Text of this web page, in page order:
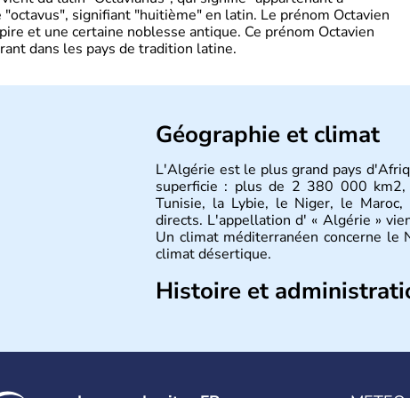
signifiant "huitième" en latin. Le prénom Octavien
et une certaine noblesse antique. Ce prénom Octavien
dans les pays de tradition latine.
Géographie et climat
L'Algérie est le plus grand pays
superficie : plus de 2 380 000
Tunisie, la Lybie, le Niger, le
directs. L'appellation d' « Algérie »
Un climat méditerranéen concerne le
climat désertique.
Histoire et
est l’un des plats traditionnels les plus